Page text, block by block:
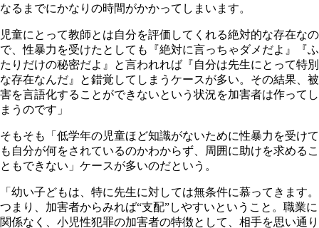
なるまでにかなりの時間がかかってしまいます。
児童にとって教師とは自分を評価してくれる絶対的な存在なの
で、性暴力を受けたとしても『絶対に言っちゃダメだよ』『ふ
たりだけの秘密だよ』と言われれば『自分は先生にとって特別
な存在なんだ』と錯覚してしまうケースが多い。その結果、被
害を言語化することができないという状況を加害者は作ってし
まうのです」
そもそも「低学年の児童ほど知識がないために性暴力を受けて
も自分が何をされているのかわからず、周囲に助けを求めるこ
ともできない」ケースが多いのだという。
「幼い子どもは、特に先生に対しては無条件に慕ってきます。
つまり、加害者からみれば“支配”しやすいということ。職業に
関係なく、小児性犯罪の加害者の特徴として、相手を思い通り